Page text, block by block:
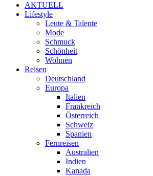
AKTUELL
Lifestyle
Leute & Talente
Mode
Schmuck
Schönheit
Wohnen
Reisen
Deutschland
Europa
Italien
Frankreich
Österreich
Schweiz
Spanien
Fernreisen
Australien
Indien
Kanada